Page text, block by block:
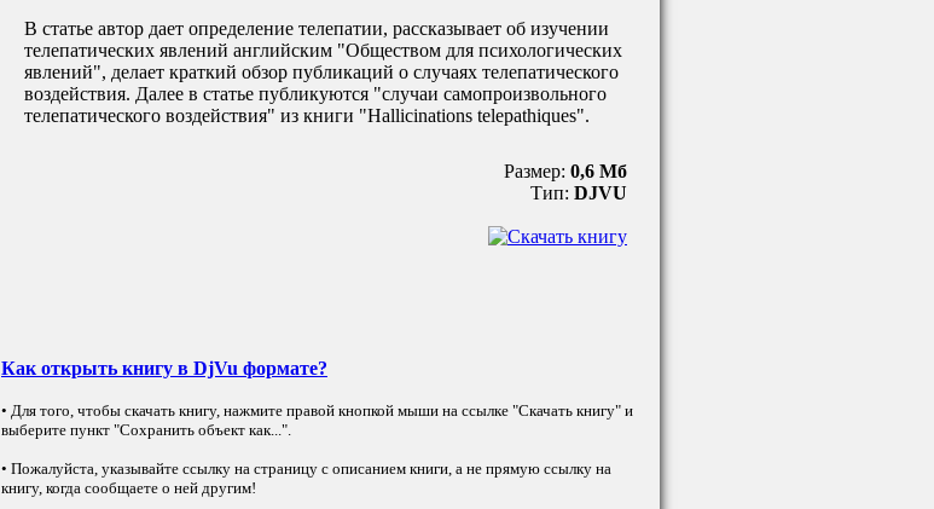
В статье автор дает определение телепатии, рассказывает об изучении
телепатических явлений английским "Обществом для психологических
явлений", делает краткий обзор публикаций о случаях телепатического
воздействия. Далее в статье публикуются "случаи самопроизвольного
телепатического воздействия" из книги "Hallicinations telepathiques".
Размер: 0,6 Мб
Тип: DJVU
Как открыть книгу в DjVu формате?
• Для того, чтобы скачать книгу, нажмите правой кнопкой мыши на ссылке "Скачать книгу" и
выберите пункт "Сохранить объект как...".
• Пожалуйста, указывайте ссылку на страницу с описанием книги, а не прямую ссылку на
книгу, когда сообщаете о ней другим!